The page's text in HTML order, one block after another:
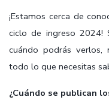
¡Estamos cerca de
ciclo de ingreso 2024!
cuándo podrás
todo lo que necesitas
¿Cuándo se publican